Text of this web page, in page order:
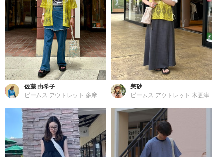
佐藤 由希子
ビームス アウトレット 多摩南大沢
美砂
ビームス アウトレット 木更津